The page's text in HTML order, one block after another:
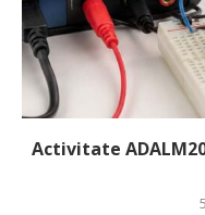
Activitate